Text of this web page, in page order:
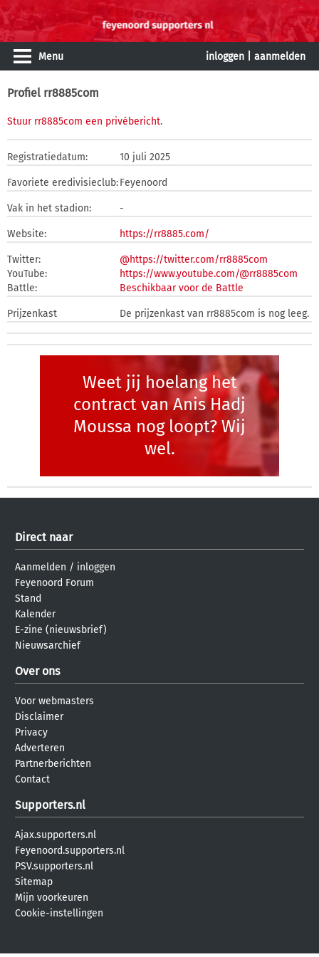
Menu inloggen aanmelden
Profiel rr8885com
Stuur rr8885com een privébericht.
Registratiedatum: 10 juli 2025
Favoriete eredivisieclub:Feyenoord
Vak in het stadion: -
Website: https://rr8885.com/
Twitter:
@https://twitter.com/rr8885com
YouTube:
https://www.youtube.com/@rr8885com
Battle:
Beschikbaar voor de Battle
Prijzenkast De prijzenkast van rr8885com is nog leeg.
Weet jij hoelang het
contract van Anis Hadj
Moussa nog loopt? Wij
wel.
Direct naar
Aanmelden / inloggen
Feyenoord Forum
Stand
Kalender
E-zine (nieuwsbrief)
Nieuwsarchief
Over ons
Voor webmasters
Disclaimer
Privacy
Adverteren
Partnerberichten
Contact
Supporters.nl
Ajax.supporters.nl
Feyenoord.supporters.nl
PSV.supporters.nl
Sitemap
Mijn voorkeuren
Cookie-instellingen